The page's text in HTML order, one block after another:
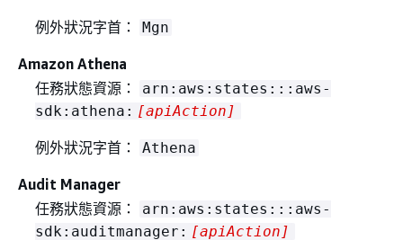
例外狀況字首： Mgn
Amazon Athena
任務狀態資源：
arn:aws:states:::aws-
sdk:athena: [apiAction]
例外狀況字首： Athena
Audit Manager
任務狀態資源：
arn:aws:states:::aws-
sdk:auditmanager: [apiAction]